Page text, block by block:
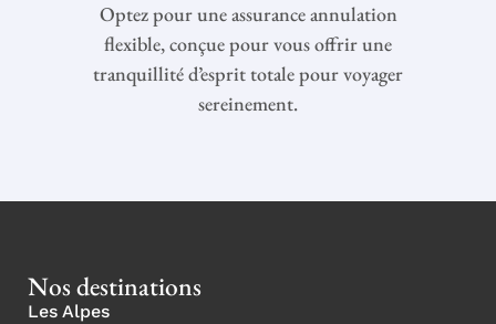
Optez pour une assurance annulation
flexible, conçue pour vous offrir une
tranquillité d’esprit totale pour voyager
sereinement.
Nos destinations
Les Alpes